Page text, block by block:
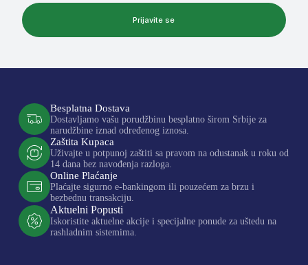
Prijavite se
Besplatna Dostava
Dostavljamo vašu porudžbinu besplatno širom Srbije za
narudžbine iznad određenog iznosa.
Zaštita Kupaca
Uživajte u potpunoj zaštiti sa pravom na odustanak u roku od
14 dana bez navođenja razloga.
Online Plaćanje
Plaćajte sigurno e-bankingom ili pouzećem za brzu i
bezbednu transakciju.
Aktuelni Popusti
Iskoristite aktuelne akcije i specijalne ponude za uštedu na
rashladnim sistemima.